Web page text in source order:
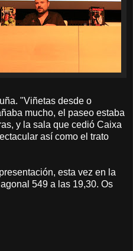
"Viñetas desde o
mucho, el paseo estaba
y la sala que cedió Caixa
así como el trato
esta vez en la
549 a las 19,30. Os